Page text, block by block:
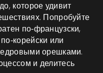
которое удивит
Попробуйте
по‑французски,
или
орешками.
и делитесь